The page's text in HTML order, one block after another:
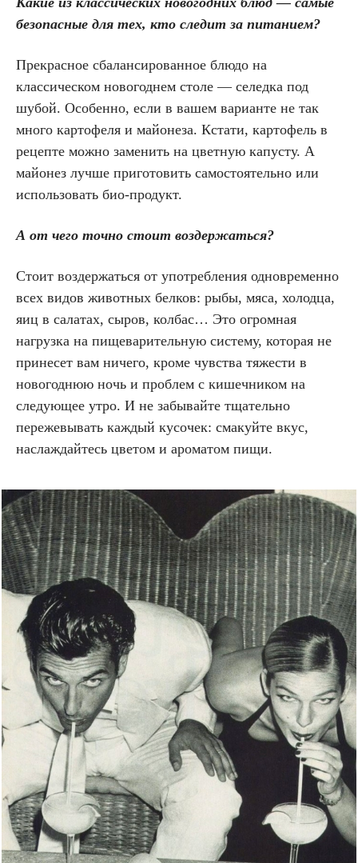
безопасные для тех, кто следит за питанием?
Прекрасное сбалансированное блюдо на
классическом новогоднем столе — селедка под
шубой. Особенно, если в вашем варианте не так
много картофеля и майонеза. Кстати, картофель в
рецепте можно заменить на цветную капусту. А
майонез лучше приготовить самостоятельно или
использовать био-продукт.
А от чего точно стоит воздержаться?
Стоит воздержаться от употребления одновременно
всех видов животных белков: рыбы, мяса, холодца,
яиц в салатах, сыров, колбас… Это огромная
нагрузка на пищеварительную систему, которая не
принесет вам ничего, кроме чувства тяжести в
новогоднюю ночь и проблем с кишечником на
следующее утро. И не забывайте тщательно
пережевывать каждый кусочек: смакуйте вкус,
наслаждайтесь цветом и ароматом пищи.